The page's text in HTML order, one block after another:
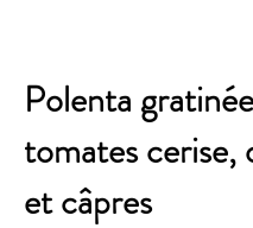
Polenta
tomates cerise,
et câpres